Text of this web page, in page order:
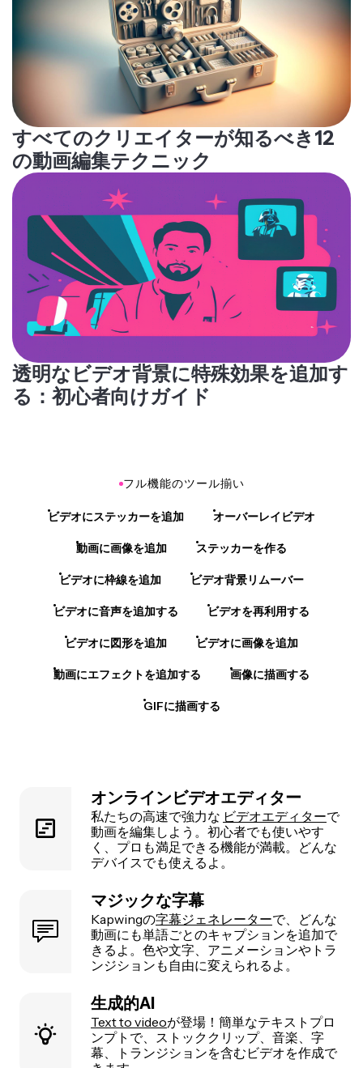
すべてのクリエイターが知るべき12
の動画編集テクニック
透明なビデオ背景に特殊効果を追加す
る：初心者向けガイド
フル機能のツール揃い
ビデオにステッカーを追加 オーバーレイビデオ
動画に画像を追加 ステッカーを作る
ビデオに枠線を追加 ビデオ背景リムーバー
ビデオに音声を追加する ビデオを再利用する
ビデオに図形を追加 ビデオに画像を追加
動画にエフェクトを追加する 画像に描画する
GIFに描画する
オンラインビデオエディター
私たちの高速で強力な ビデオエディターで
動画を編集しよう。初心者でも使いやす
く、プロも満足できる機能が満載。どんな
デバイスでも使えるよ。
マジックな字幕
Kapwingの字幕ジェネレーターで、どんな
動画にも単語ごとのキャプションを追加で
きるよ。色や文字、アニメーションやトラ
ンジションも自由に変えられるよ。
生成的AI
Text to videoが登場！簡単なテキストプロ
ンプトで、ストッククリップ、音楽、字
幕、トランジションを含むビデオを作成で